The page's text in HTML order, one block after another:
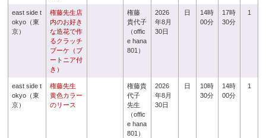
east side t
okyo（東
京）
権藤先生店
内のお好き
な造花で作
るクラッチ
ブーケ（ブ
ートニア付
き）
権藤
貴代子
（offic
e hana
801）
2026
年8月
30日
日
14時
00分
17時
30分
1
east side t
okyo（東
京）
権藤先生
黄色カラー
のリース
権藤貴
代子
先生
（offic
e hana
801）
2026
年8月
30日
日
10時
30分
14時
00分
1